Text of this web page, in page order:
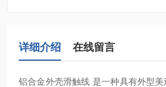
详细介绍 在线留言
铝合金外壳滑触线 ‌是一种具有外型